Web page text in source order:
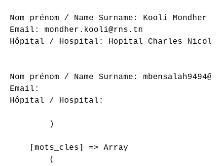
Nom prénom / Name Surname: Kooli Mondher
Email: mondher.kooli@rns.tn
Hôpital / Hospital: Hopital Charles
Nom prénom / Name Surname:
Email:
Hôpital / Hospital:
        )
    [mots_cles] => Array
        (